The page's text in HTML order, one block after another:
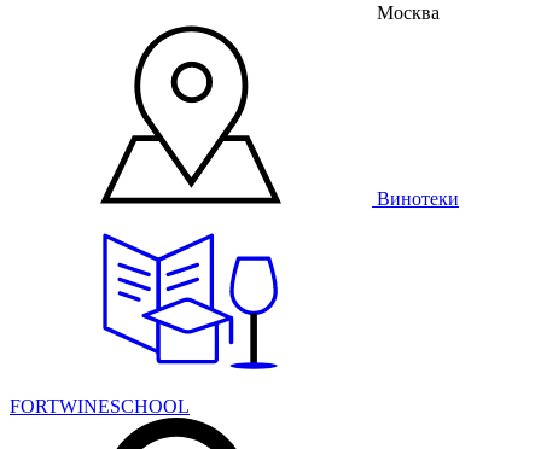
Москва
Винотеки
FORTWINESCHOOL